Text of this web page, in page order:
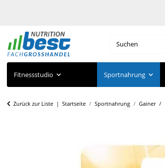
Fitnessstudio Sportnahrung
Zurück zur Liste Startseite Sportnahrung Gainer